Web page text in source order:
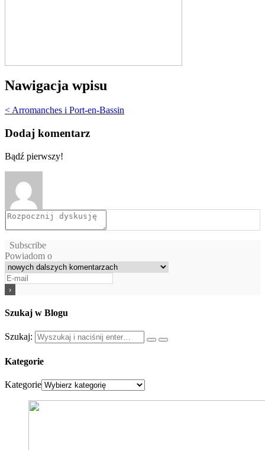
Nawigacja wpisu
< Arromanches i Port-en-Bassin
Dodaj komentarz
Bądź pierwszy!
Subscribe
Powiadom o
Szukaj w Blogu
Szukaj:
Kategorie
Kategorie